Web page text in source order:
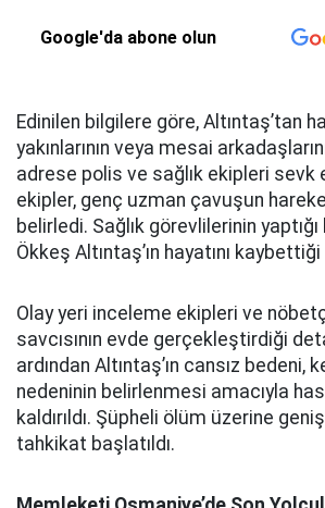
Google'da abone olun
Edinilen bilgilere göre, Altıntaş’tan
yakınlarının veya mesai
adrese polis ve sağlık ekipleri sevk
ekipler, genç uzman çavuşun
belirledi. Sağlık görevlilerinin
Ökkeş Altıntaş’ın hayatını
Olay yeri inceleme ekipleri ve
savcısının evde gerçekleştirdiği
ardından Altıntaş’ın cansız bedeni,
nedeninin belirlenmesi amacıyla
kaldırıldı. Şüpheli ölüm üzerine
tahkikat başlatıldı.